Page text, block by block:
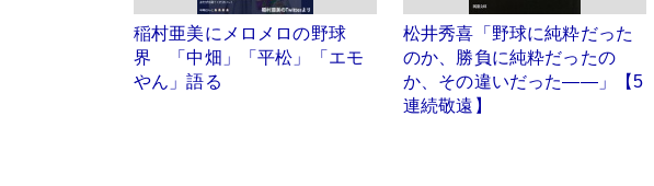
稲村亜美にメロメロの野球
界 「中畑」「平松」「エモ
やん」語る
松井秀喜「野球に純粋だった
のか、勝負に純粋だったの
か、その違いだった――」【5
連続敬遠】